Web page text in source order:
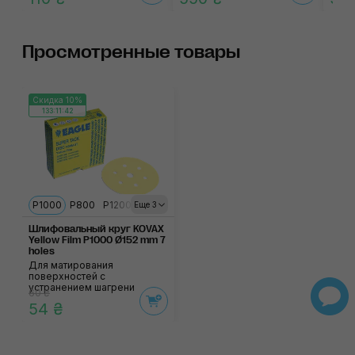
Просмотренные товары
Скидка 10%
133:11:42
Еще 3
P1000 P800 P1200 P1500
Шлифовальный круг KOVAX
Yellow Film P1000 Ø152 mm 7
holes
Для матирования
поверхностей с
устранением шагрени
60 ₴
54 ₴